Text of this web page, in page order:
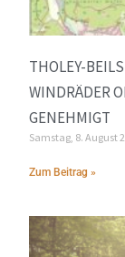
THOLEY-
WINDRÄDER
GENEHMIGT
Samstag, 8. August
Zum Beitrag »